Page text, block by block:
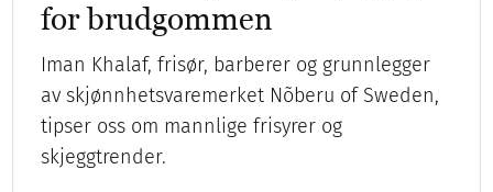
for brudgommen
Iman Khalaf, frisør, barberer og grunnlegger
av skjønnhetsvaremerket Nõberu of Sweden,
tipser oss om mannlige frisyrer og
skjeggtrender.